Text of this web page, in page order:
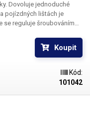
Dovoluje jednoduché
pojízdných lištách je
se reguluje šroubováním
s mikroskopem, horkým
atd.
Koupit
Kód:
101042